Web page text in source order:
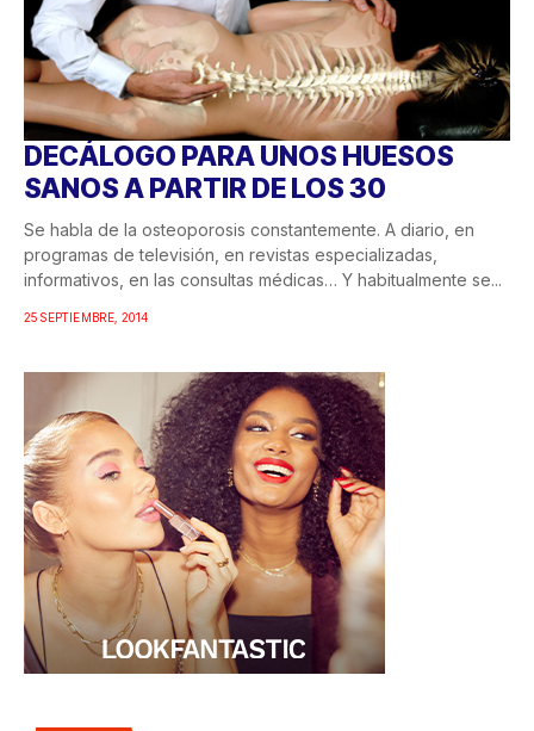
DECÁLOGO PARA UNOS HUESOS
SANOS A PARTIR DE LOS 30
Se habla de la osteoporosis constantemente. A diario, en
programas de televisión, en revistas especializadas,
informativos, en las consultas médicas… Y habitualmente se...
25 SEPTIEMBRE, 2014